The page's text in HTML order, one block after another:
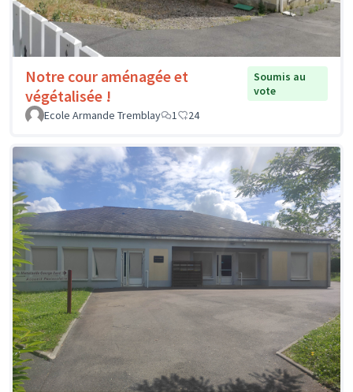
Notre cour aménagée et
végétalisée !
Soumis au
vote
Ecole Armande Tremblay
1 24